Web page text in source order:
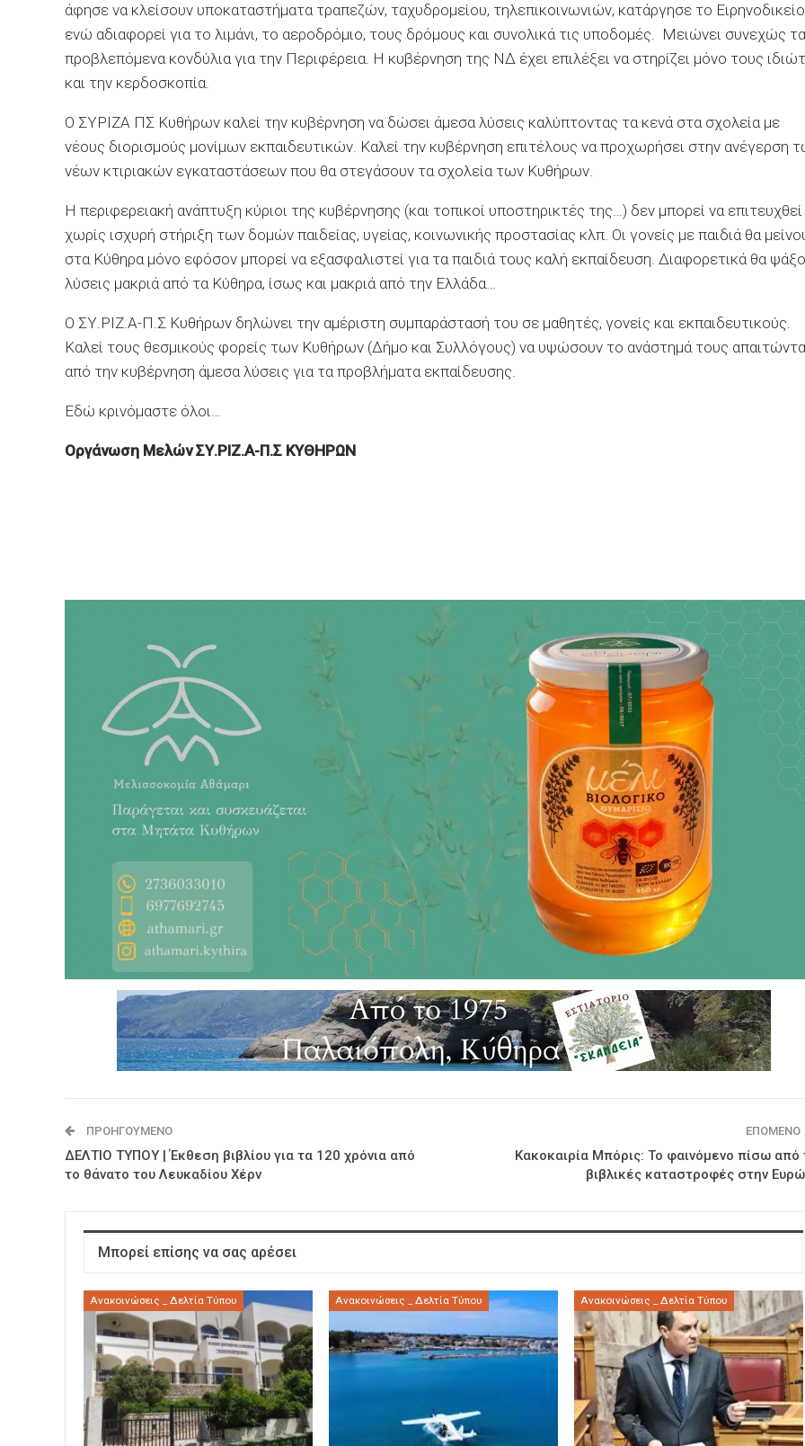
άφησε να κλείσουν υποκαταστήματα τραπεζών, ταχυδρομείου, τηλεπικοινωνιών, κατάργησε το
ενώ αδιαφορεί για το λιμάνι, το αεροδρόμιο, τους δρόμους και συνολικά τις υποδομές. Μειώνει συνεχώς τα
προβλεπόμενα κονδύλια για την Περιφέρεια. Η κυβέρνηση της ΝΔ έχει επιλέξει να στηρίζει μόνο τους
και την κερδοσκοπία.
Ο ΣΥΡΙΖΑ ΠΣ Κυθήρων καλεί την κυβέρνηση να δώσει άμεσα λύσεις καλύπτοντας τα κενά στα σχολεία με
νέους διορισμούς μονίμων εκπαιδευτικών. Καλεί την κυβέρνηση επιτέλους να προχωρήσει στην ανέγερση
νέων κτιριακών εγκαταστάσεων που θα στεγάσουν τα σχολεία των Κυθήρων.
Η περιφερειακή ανάπτυξη κύριοι της κυβέρνησης (και τοπικοί υποστηρικτές της…) δεν μπορεί να επιτευχθεί
χωρίς ισχυρή στήριξη των δομών παιδείας, υγείας, κοινωνικής προστασίας κλπ. Οι γονείς με παιδιά θα
στα Κύθηρα μόνο εφόσον μπορεί να εξασφαλιστεί για τα παιδιά τους καλή εκπαίδευση. Διαφορετικά θα
λύσεις μακριά από τα Κύθηρα, ίσως και μακριά από την Ελλάδα…
Ο ΣΥ.ΡΙΖ.Α-Π.Σ Κυθήρων δηλώνει την αμέριστη συμπαράστασή του σε μαθητές, γονείς και εκπαιδευτικούς.
Καλεί τους θεσμικούς φορείς των Κυθήρων (Δήμο και Συλλόγους) να υψώσουν το ανάστημά τους
από την κυβέρνηση άμεσα λύσεις για τα προβλήματα εκπαίδευσης.
Εδώ κρινόμαστε όλοι…
Οργάνωση Μελών ΣΥ.ΡΙΖ.Α-Π.Σ ΚΥΘΗΡΩΝ
ΠΡΟΗΓΟΎΜΕΝΟ
ΔΕΛΤΙΟ ΤΥΠΟΥ | Έκθεση βιβλίου για τα 120 χρόνια από
το θάνατο του Λευκαδίου Χέρν
ΕΠΌΜΕΝΟ
Κακοκαιρία Μπόρις: Το φαινόμενο πίσω από
βιβλικές καταστροφές στην
Μπορεί επίσης να σας αρέσει
Ανακοινώσεις _ Δελτία Τύπου Ανακοινώσεις _ Δελτία Τύπου Ανακοινώσεις _ Δελτία Τύπου